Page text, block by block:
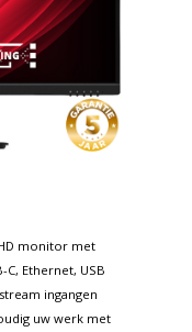
monitor met
C, Ethernet, USB
ingangen
uw werk met